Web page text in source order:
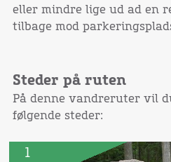
eller mindre lige ud ad en
tilbage mod
Steder på ruten
På denne vandreruter vil
følgende steder:
1